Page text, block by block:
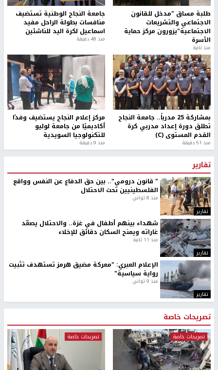
رئيس هيئة شؤون الاسرى يدعو لوقف سياسة بن غفير بحق
الاسرى
الاحتلال يهاجم بيت فوريك
أخبار جامعة النجاح
طلبة مساق "مدخل للقانون
الاجتماعي والتشريعات
الاجتماعية"يزورون مركز حماية
الأسرة
منذ ثانية
جامعة النجاح الوطنية تستضيف
اسماعيل لكرة اليد للناشئين
منذ 48 دقيقة
بمشاركة 25 مدرباً.. جامعة النجاح
تطلق دورة إعداد مدربي كرة
القدم المستوى (C)
منذ 51 دقيقة
مركز إعلام النجاح يستضيف وفدًا
أكاديميًا من جامعة لوليو
تقارير
تقارير
" قانون درومي".. بين حق الدفاع عن النفس وواقع
الفلسطينيين تحت الاحتلال
منذ 8 ثواني
شهداء بينهم أطفال في غزة.. والاحتلال يصعّد